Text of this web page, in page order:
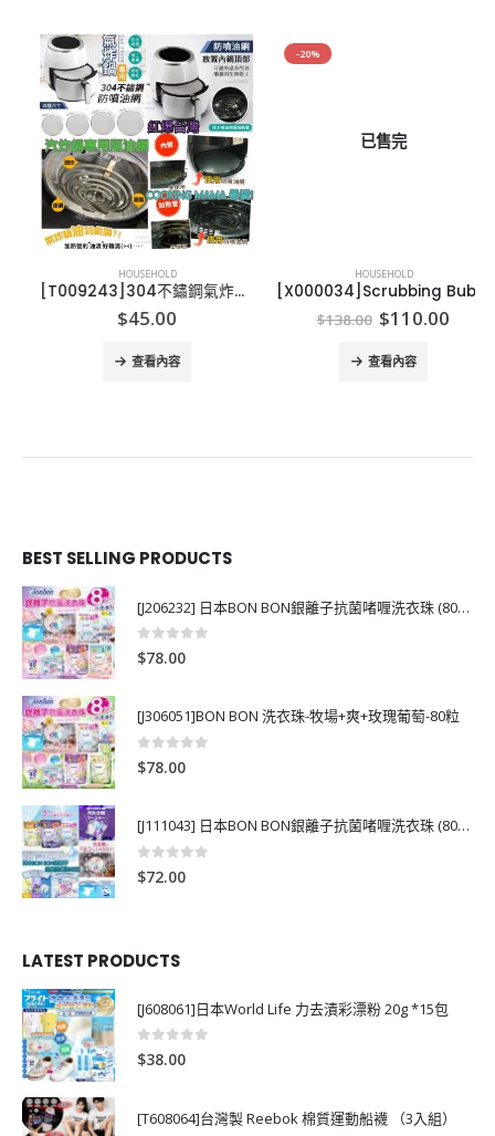
HOUSEHOLD
[T009243]304不鏽鋼氣炸鍋專用防噴油網-19/21/23/25
45.00
查看內容
-20%
已售完
HOUSEHOLD
[X000034]Scrubbing Bubbles Toilet Gel (2 dispensers + 30 gel discs)
138.00 Original
price
was:
$138.00.
$ 110.00
查看內容
BEST SELLING PRODUCTS
[J206232] 日本BON BON銀離子抗菌啫喱洗衣珠 (80粒)
0out of 5
$78.00
[J306051]BON BON 洗衣珠-牧場+爽+玫瑰葡萄-80粒
0out of 5
$78.00
[J111043] 日本BON BON銀離子抗菌啫喱洗衣珠 (80粒)
0out of 5
$72.00
LATEST PRODUCTS
[J608061]日本World Life 力去漬彩漂粉 20g *15包
0out of 5
$38.00
[T608064]台灣製 Reebok 棉質運動船襪 （3入組）